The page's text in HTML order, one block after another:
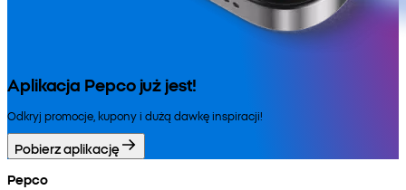
Aplikacja Pepco już jest!
Odkryj promocje, kupony i dużą dawkę inspiracji!
Pobierz aplikację
Pepco